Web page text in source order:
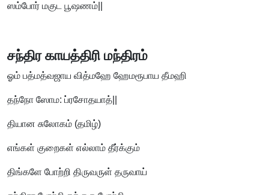
ஸம்போர் மகுட பூஷணம்||
சந்திர காயத்திரி மந்திரம்
ஓம் பத்மத்வஜாய வித்மஹே ஹேமரூபாய தீமஹி
தந்நோ ஸோம: ப்ரசோதயாத்||
தியான சுலோகம் (தமிழ்)
எங்கள் குறைகள் எல்லாம் தீர்க்கும்
திங்களே போற்றி திருவருள் தருவாய்